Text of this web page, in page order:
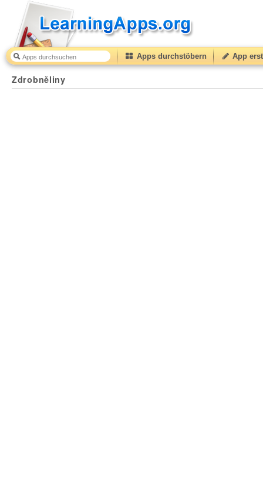
Apps durchstöbern App
Zdrobněliny